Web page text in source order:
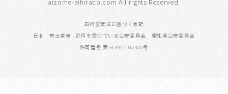
古物営業法に基づく表記
氏名 安土奈緒 | 許可を受けている公安委員会 愛知県公安委員会
許可番号 第543952107300号